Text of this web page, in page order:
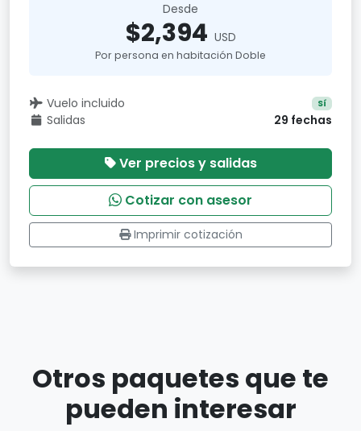
Desde
$2,394 USD
Por persona en habitación Doble
Vuelo incluido Sí
Salidas 29 fechas
Ver precios y salidas
Cotizar con asesor
Imprimir cotización
Otros paquetes que te
pueden interesar